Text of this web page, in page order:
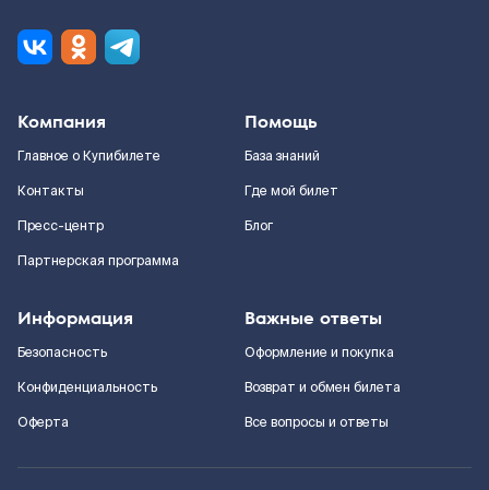
Компания
Главное о Купибилете
Контакты
Пресс-центр
Партнерская программа
Помощь
База знаний
Где мой билет
Блог
Информация
Безопасность
Конфиденциальность
Оферта
Важные ответы
Оформление и покупка
Возврат и обмен билета
Все вопросы и ответы